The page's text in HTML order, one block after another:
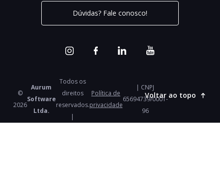
Dúvidas? Fale conosco!
©
2026
Aurum
Software
Ltda.
Todos os
direitos
reservados.
|
Política de
privacidade
| CNPJ
65694739/0001-
96
Voltar ao topo